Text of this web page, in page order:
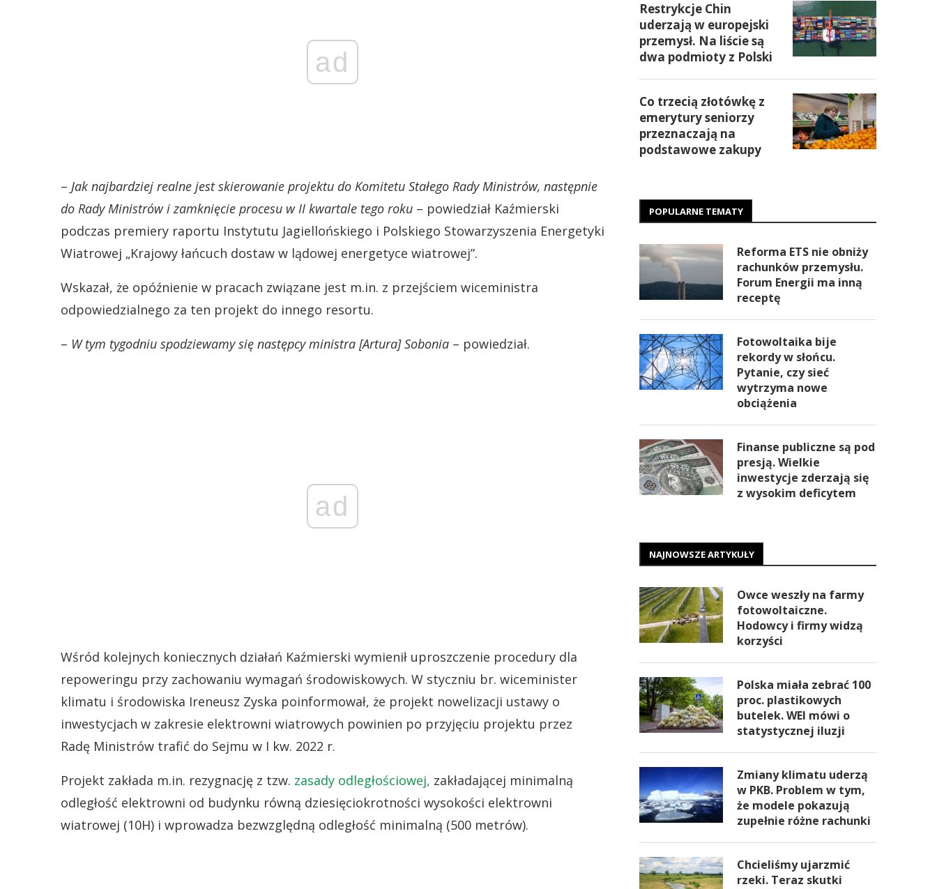
ad
– Jak najbardziej realne jest skierowanie projektu do Komitetu Stałego Rady Ministrów, następnie
do Rady Ministrów i zamknięcie procesu w II kwartale tego roku – powiedział Kaźmierski
podczas premiery raportu Instytutu Jagiellońskiego i Polskiego Stowarzyszenia Energetyki
Wiatrowej „Krajowy łańcuch dostaw w lądowej energetyce wiatrowej”.
Wskazał, że opóźnienie w pracach związane jest m.in. z przejściem wiceministra
odpowiedzialnego za ten projekt do innego resortu.
– W tym tygodniu spodziewamy się następcy ministra [Artura] Sobonia – powiedział.
ad
Wśród kolejnych koniecznych działań Kaźmierski wymienił uproszczenie procedury dla
repoweringu przy zachowaniu wymagań środowiskowych. W styczniu br. wiceminister
klimatu i środowiska Ireneusz Zyska poinformował, że projekt nowelizacji ustawy o
inwestycjach w zakresie elektrowni wiatrowych powinien po przyjęciu projektu przez
Radę Ministrów trafić do Sejmu w I kw. 2022 r.
Projekt zakłada m.in. rezygnację z tzw. zasady odległościowej, zakładającej minimalną
odległość elektrowni od budynku równą dziesięciokrotności wysokości elektrowni
wiatrowej (10H) i wprowadza bezwzględną odległość minimalną (500 metrów).
Restrykcje Chin
uderzają w europejski
przemysł. Na liście są
dwa podmioty z Polski
Co trzecią złotówkę z
emerytury seniorzy
przeznaczają na
podstawowe zakupy
POPULARNE TEMATY
Reforma ETS nie obniży
rachunków przemysłu.
Forum Energii ma inną
receptę
Fotowoltaika bije
rekordy w słońcu.
Pytanie, czy sieć
wytrzyma nowe
obciążenia
Finanse publiczne są pod
presją. Wielkie
inwestycje zderzają się
z wysokim deficytem
NAJNOWSZE ARTYKUŁY
Owce weszły na farmy
fotowoltaiczne.
Hodowcy i firmy widzą
korzyści
Polska miała zebrać 100
proc. plastikowych
butelek. WEI mówi o
statystycznej iluzji
Zmiany klimatu uderzą
w PKB. Problem w tym,
że modele pokazują
zupełnie różne rachunki
Chcieliśmy ujarzmić
rzeki. Teraz skutki